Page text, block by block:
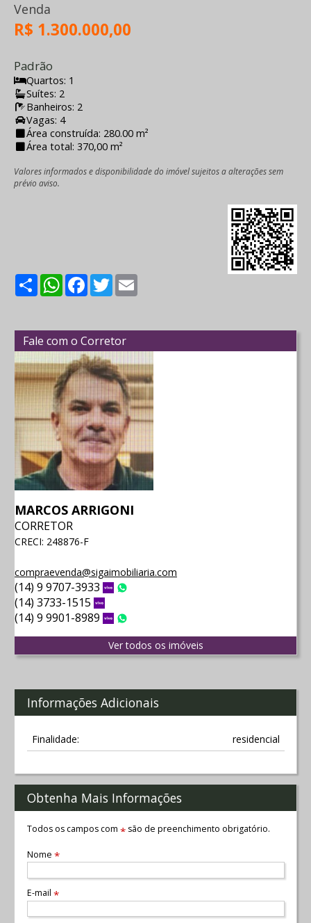
Venda
R$ 1.300.000,00
Padrão
Quartos: 1
Suítes: 2
Banheiros: 2
Vagas: 4
Área construída: 280.00 m²
Área total: 370,00 m²
Valores informados e disponibilidade do imóvel sujeitos a alterações sem
prévio aviso.
ShareWhatsApp
Facebook
Twitter
Fale com o Corretor
MARCOS ARRIGONI
CORRETOR
CRECI: 248876-F
compraevenda@sigaimobiliaria.com
(14) 9 9707-3933 Vivo
(14) 3733-1515
(14) 9 9901-8989 Vivo
Ver todos os imóveis
Informações Adicionais
Finalidade: residencial
Obtenha Mais Informações
Todos os campos com *são de preenchimento obrigatório.
Nome *
E-mail *